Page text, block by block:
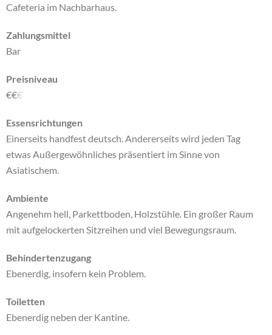
Cafeteria im Nachbarhaus.
Zahlungsmittel
Bar
Preisniveau
€€€
Essensrichtungen
Einerseits handfest deutsch. Andererseits wird jeden Tag
etwas Außergewöhnliches präsentiert im Sinne von
Asiatischem.
Ambiente
Angenehm hell, Parkettboden, Holzstühle. Ein großer Raum
mit aufgelockerten Sitzreihen und viel Bewegungsraum.
Behindertenzugang
Ebenerdig, insofern kein Problem.
Toiletten
Ebenerdig neben der Kantine.